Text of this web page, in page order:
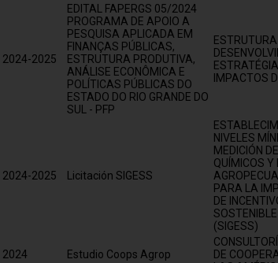
2024-2025
EDITAL FAPERGS 05/2024
PROGRAMA DE APOIO A
PESQUISA APLICADA EM
FINANÇAS PÚBLICAS,
ESTRUTURA PRODUTIVA,
ANÁLISE ECONÔMICA E
POLÍTICAS PÚBLICAS DO
ESTADO DO RIO GRANDE DO
SUL - PFP
IMPACTOS
2024-2025 Licitación SIGESS
NIVELES
MEDICIÓN
QUÍMICOS Y
PARA LA
DE
(SIGESS)
2024 Estudio Coops Agrop
DE